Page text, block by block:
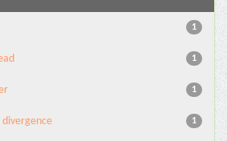
1
1
1
1
divergence